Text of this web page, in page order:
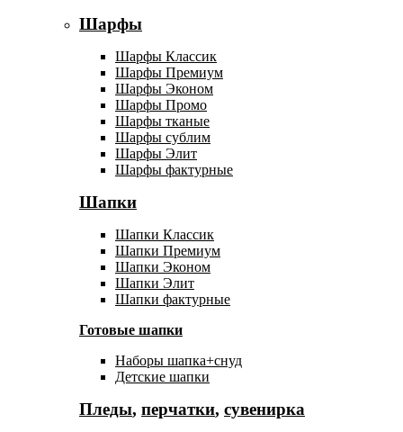
Шарфы
Шарфы Классик
Шарфы Премиум
Шарфы Эконом
Шарфы Промо
Шарфы тканые
Шарфы сублим
Шарфы Элит
Шарфы фактурные
Шапки
Шапки Классик
Шапки Премиум
Шапки Эконом
Шапки Элит
Шапки фактурные
Готовые шапки
Наборы шапка+снуд
Детские шапки
Пледы, перчатки, сувенирка